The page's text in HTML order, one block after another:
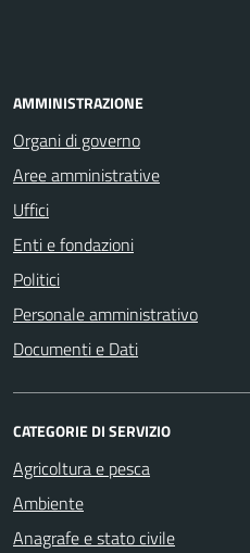
AMMINISTRAZIONE
Organi di governo
Aree amministrative
Uffici
Enti e fondazioni
Politici
Personale amministrativo
Documenti e Dati
CATEGORIE DI SERVIZIO
Agricoltura e pesca
Ambiente
Anagrafe e stato civile